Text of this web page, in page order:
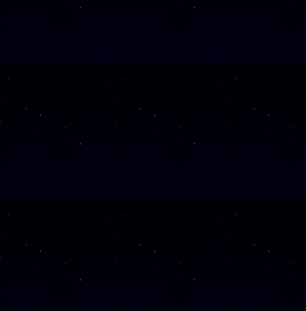
SAMSTAG
SAMSTAG
Alle